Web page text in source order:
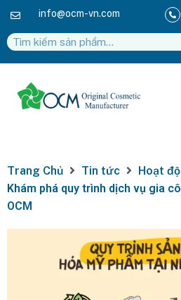
info@ocm-vn.com
Trang Chủ Tin tức
Hoạt
Khám phá quy trình dịch vụ gia
OCM